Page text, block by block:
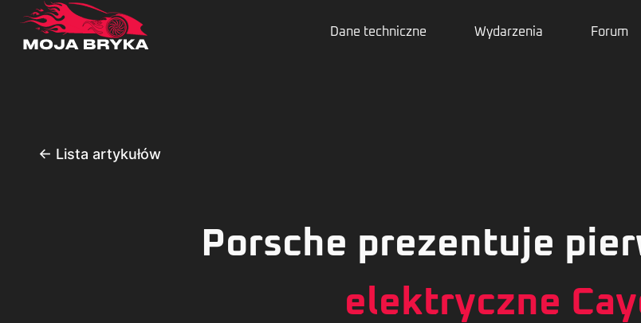
Dane techniczne Wydarzenia Forum
← Lista artykułów
Porsche prezentuje
elektryczne